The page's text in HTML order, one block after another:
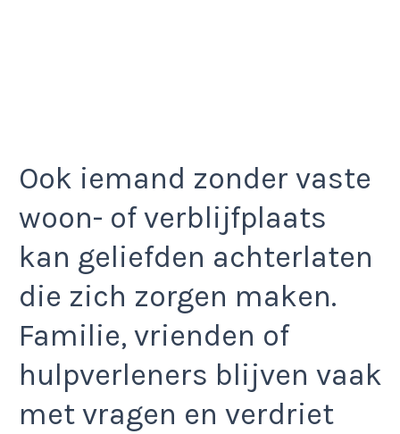
Ook iemand zonder vaste
woon- of verblijfplaats
kan geliefden achterlaten
die zich zorgen maken.
Familie, vrienden of
hulpverleners blijven vaak
met vragen en verdriet